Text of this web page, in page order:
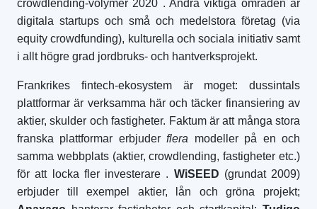
crowdlending-volymer 2020 . Andra viktiga områden är
digitala startups och små och medelstora företag (via
equity crowdfunding), kulturella och sociala initiativ samt
i allt högre grad jordbruks- och hantverksprojekt.
Frankrikes fintech-ekosystem är moget: dussintals
plattformar är verksamma här och täcker finansiering av
aktier, skulder och fastigheter. Faktum är att många stora
franska plattformar erbjuderflera modeller på en och
samma webbplats (aktier, crowdlending, fastigheter etc.)
för att locka fler investerare . WiSEED (grundat 2009)
erbjuder till exempel aktier, lån och gröna projekt;